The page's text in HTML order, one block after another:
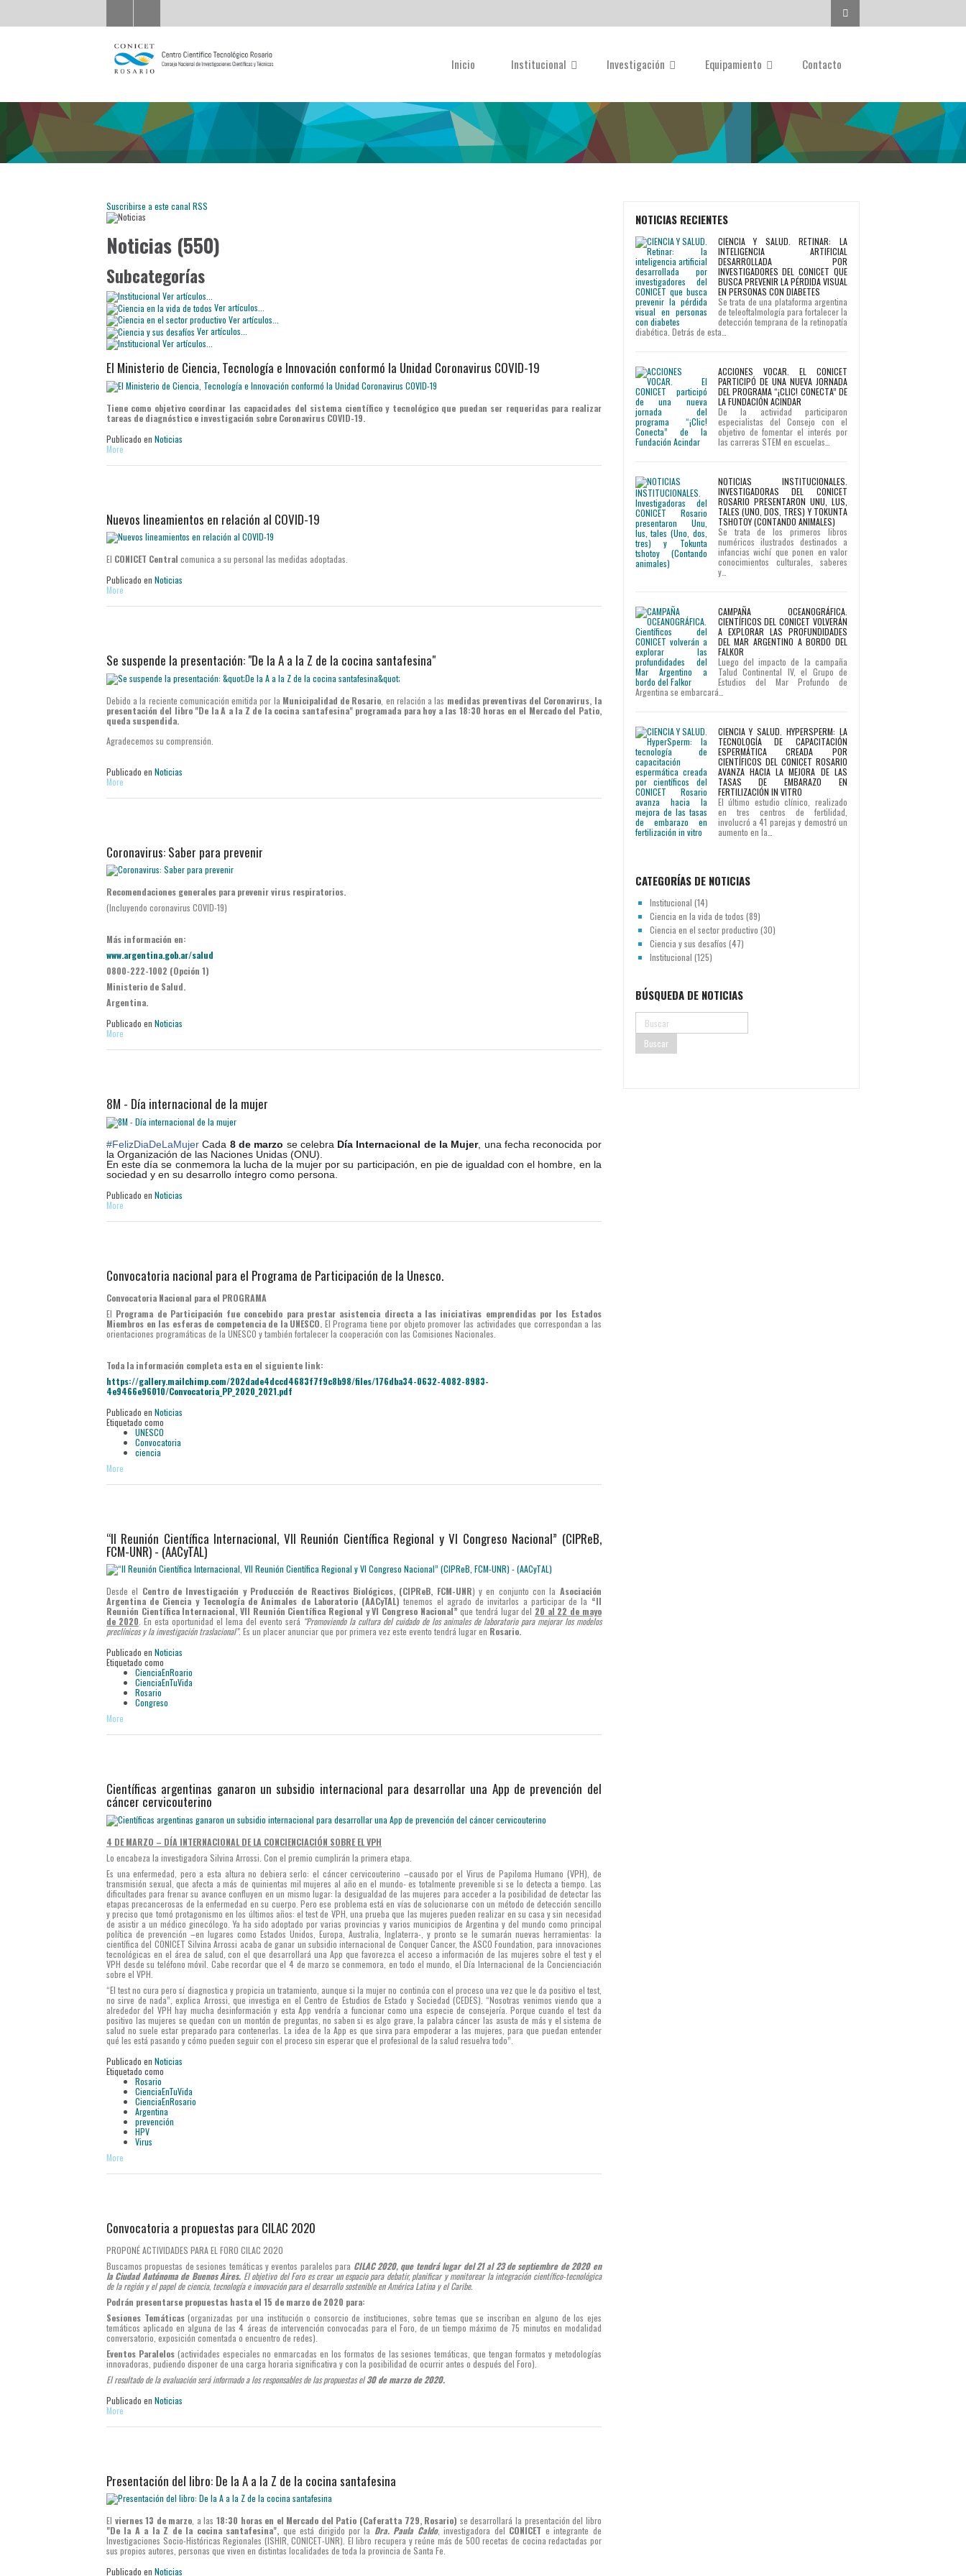
Inicio Institucional Investigación Equipamiento Contacto
Suscribirse a este canal RSS
Noticias (550)
Subcategorías
Ver artículos...
Ver artículos...
Ver artículos...
Ver artículos...
Ver artículos...
El Ministerio de Ciencia, Tecnología e Innovación conformó la Unidad Coronavirus COVID-19
Tiene como objetivo coordinar las capacidades del sistema científico y tecnológico que puedan ser requeridas para realizar
tareas de diagnóstico e investigación sobre Coronavirus COVID-19.
Publicado en Noticias
More
Nuevos lineamientos en relación al COVID-19
El CONICET Central comunica a su personal las medidas adoptadas.
Publicado en Noticias
More
Se suspende la presentación: "De la A a la Z de la cocina santafesina"
Debido a la reciente comunicación emitida por la Municipalidad de Rosario , en relación a las medidas preventivas del Coronavirus, la
presentación del libro "De la A a la Z de la cocina santafesina" programada para hoy a las 18:30 horas en el Mercado del Patio,
queda suspendida.
Agradecemos su comprensión.
Publicado en Noticias
More
Coronavirus: Saber para prevenir
Recomendaciones generales para prevenir virus respiratorios.
(Incluyendo coronavirus COVID-19)
Más información en:
www.argentina.gob.ar/salud
0800-222-1002 (Opción 1)
Ministerio de Salud.
Argentina.
Publicado en Noticias
More
8M - Día internacional de la mujer
#FelizDiaDeLaMujer Cada 8 de marzo se celebra Día Internacional de la Mujer, una fecha reconocida por
la Organización de las Naciones Unidas (ONU).
En este día se conmemora la lucha de la mujer por su participación, en pie de igualdad con el hombre, en la
sociedad y en su desarrollo íntegro como persona.
Publicado en Noticias
More
Convocatoria nacional para el Programa de Participación de la Unesco.
Convocatoria Nacional para el PROGRAMA
El Programa de Participación fue concebido para prestar asistencia directa a las iniciativas emprendidas por los Estados
Miembros en las esferas de competencia de la UNESCO. El Programa tiene por objeto promover las actividades que correspondan a las
orientaciones programáticas de la UNESCO y también fortalecer la cooperación con las Comisiones Nacionales.
Toda la información completa esta en el siguiente link:
https://gallery.mailchimp.com/202dade4dccd4683f7f9c8b98/files/176dba34-0632-4082-8983-
4e9466e96010/Convocatoria_PP_2020_2021.pdf
Publicado en Noticias
Etiquetado como
UNESCO
Convocatoria
ciencia
More
“II Reunión Científica Internacional, VII Reunión Científica Regional y VI Congreso Nacional” (CIPReB,
FCM-UNR) - (AACyTAL)
Desde el Centro de Investigación y Producción de Reactivos Biológicos, (CIPReB, FCM-UNR) y en conjunto con la Asociación
Argentina de Ciencia y Tecnología de Animales de Laboratorio (AACyTAL) tenemos el agrado de invitarlos a participar de la “II
Reunión Científica Internacional, VII Reunión Científica Regional y VI Congreso Nacional” que tendrá lugar del 20 al 22 de mayo
de 2020 . En esta oportunidad el lema del evento será “Promoviendo la cultura del cuidado de los animales de laboratorio para mejorar los modelos
preclínicos y la investigación traslacional”. Es un placer anunciar que por primera vez este evento tendrá lugar en Rosario.
Publicado en Noticias
Etiquetado como
CienciaEnRoario
CienciaEnTuVida
Rosario
Congreso
More
Científicas argentinas ganaron un subsidio internacional para desarrollar una App de prevención del
cáncer cervicouterino
4 DE MARZO – DÍA INTERNACIONAL DE LA CONCIENCIACIÓN SOBRE EL VPH
Lo encabeza la investigadora Silvina Arrossi. Con el premio cumplirán la primera etapa.
Es una enfermedad, pero a esta altura no debiera serlo: el cáncer cervicouterino –causado por el Virus de Papiloma Humano (VPH), de
transmisión sexual, que afecta a más de quinientas mil mujeres al año en el mundo- es totalmente prevenible si se lo detecta a tiempo. Las
dificultades para frenar su avance confluyen en un mismo lugar: la desigualdad de las mujeres para acceder a la posibilidad de detectar las
etapas precancerosas de la enfermedad en su cuerpo. Pero ese problema está en vías de solucionarse con un método de detección sencillo
y preciso que tomó protagonismo en los últimos años: el test de VPH, una prueba que las mujeres pueden realizar en su casa y sin necesidad
de asistir a un médico ginecólogo. Ya ha sido adoptado por varias provincias y varios municipios de Argentina y del mundo como principal
política de prevención –en lugares como Estados Unidos, Europa, Australia, Inglaterra-, y pronto se le sumarán nuevas herramientas: la
científica del CONICET Silvina Arrossi acaba de ganar un subsidio internacional de Conquer Cancer, the ASCO Foundation, para innovaciones
tecnológicas en el área de salud, con el que desarrollará una App que favorezca el acceso a información de las mujeres sobre el test y el
VPH desde su teléfono móvil. Cabe recordar que el 4 de marzo se conmemora, en todo el mundo, el Día Internacional de la Concienciación
sobre el VPH.
“El test no cura pero sí diagnostica y propicia un tratamiento, aunque si la mujer no continúa con el proceso una vez que le da positivo el test,
no sirve de nada”, explica Arrossi, que investiga en el Centro de Estudios de Estado y Sociedad (CEDES). “Nosotras venimos viendo que a
alrededor del VPH hay mucha desinformación y esta App vendría a funcionar como una especie de consejería. Porque cuando el test da
positivo las mujeres se quedan con un montón de preguntas, no saben si es algo grave, la palabra cáncer las asusta de más y el sistema de
salud no suele estar preparado para contenerlas. La idea de la App es que sirva para empoderar a las mujeres, para que puedan entender
qué les está pasando y cómo pueden seguir con el proceso sin esperar que el profesional de la salud resuelva todo”.
Publicado en Noticias
Etiquetado como
Rosario
CienciaEnTuVida
CienciaEnRosario
Argentina
prevención
HPV
Virus
More
Convocatoria a propuestas para CILAC 2020
PROPONÉ ACTIVIDADES PARA EL FORO CILAC 2020
Buscamos propuestas de sesiones temáticas y eventos paralelos para CILAC 2020, que tendrá lugar del 21 al 23 de septiembre de 2020 en
la Ciudad Autónoma de Buenos Aires. El objetivo del Foro es crear un espacio para debatir, planificar y monitorear la integración científico-tecnológica
de la región y el papel de ciencia, tecnología e innovación para el desarrollo sostenible en América Latina y el Caribe.
Podrán presentarse propuestas hasta el 15 de marzo de 2020 para:
Sesiones Temáticas(organizadas por una institución o consorcio de instituciones, sobre temas que se inscriban en alguno de los ejes
temáticos aplicado en alguna de las 4 áreas de intervención convocadas para el Foro, de un tiempo máximo de 75 minutos en modalidad
conversatorio, exposición comentada o encuentro de redes).
Eventos Paralelos(actividades especiales no enmarcadas en los formatos de las sesiones temáticas, que tengan formatos y metodologías
innovadoras, pudiendo disponer de una carga horaria significativa y con la posibilidad de ocurrir antes o después del Foro).
El resultado de la evaluación será informado a los responsables de las propuestas el30 de marzo de 2020.
Publicado en Noticias
More
Presentación del libro: De la A a la Z de la cocina santafesina
El viernes 13 de marzo, a las18:30 horas en el Mercado del Patio (Caferatta 729, Rosario) se desarrollará la presentación del libro
"De la A a la Z de la cocina santafesina", que está dirigido por la Dra. Paula Caldo, investigadora del CONICET e integrante de
Investigaciones Socio-Históricas Regionales (ISHIR, CONICET-UNR). El libro recupera y reúne más de 500 recetas de cocina redactadas por
sus propios autores, personas que viven en distintas localidades de toda la provincia de Santa Fe.
Publicado en Noticias
NOTICIAS RECIENTES
CIENCIA Y SALUD. RETINAR: LA
INTELIGENCIA ARTIFICIAL
DESARROLLADA POR
INVESTIGADORES DEL CONICET QUE
BUSCA PREVENIR LA PÉRDIDA VISUAL
EN PERSONAS CON DIABETES
Se trata de una plataforma argentina
de teleoftalmología para fortalecer la
detección temprana de la retinopatía
diabética. Detrás de esta…
ACCIONES VOCAR. EL CONICET
PARTICIPÓ DE UNA NUEVA JORNADA
DEL PROGRAMA “¡CLIC! CONECTA” DE
LA FUNDACIÓN ACINDAR
De la actividad participaron
especialistas del Consejo con el
objetivo de fomentar el interés por
las carreras STEM en escuelas…
NOTICIAS INSTITUCIONALES.
INVESTIGADORAS DEL CONICET
ROSARIO PRESENTARON UNU, LUS,
TALES (UNO, DOS, TRES) Y TOKUNTA
TSHOTOY (CONTANDO ANIMALES)
Se trata de los primeros libros
numéricos ilustrados destinados a
infancias wichí que ponen en valor
conocimientos culturales, saberes
y…
CAMPAÑA OCEANOGRÁFICA.
CIENTÍFICOS DEL CONICET VOLVERÁN
A EXPLORAR LAS PROFUNDIDADES
DEL MAR ARGENTINO A BORDO DEL
FALKOR
Luego del impacto de la campaña
Talud Continental IV, el Grupo de
Estudios del Mar Profundo de
Argentina se embarcará…
CIENCIA Y SALUD. HYPERSPERM: LA
TECNOLOGÍA DE CAPACITACIÓN
ESPERMÁTICA CREADA POR
CIENTÍFICOS DEL CONICET ROSARIO
AVANZA HACIA LA MEJORA DE LAS
TASAS DE EMBARAZO EN
FERTILIZACIÓN IN VITRO
El último estudio clínico, realizado
en tres centros de fertilidad,
involucró a 41 parejas y demostró un
aumento en la…
CATEGORÍAS DE NOTICIAS
Institucional (14)
Ciencia en la vida de todos (89)
Ciencia en el sector productivo (30)
Ciencia y sus desafíos (47)
Institucional (125)
BÚSQUEDA DE NOTICIAS